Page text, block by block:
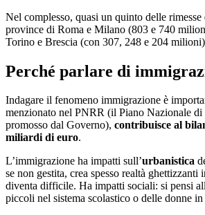
Nel complesso, quasi un quinto delle
province di Roma e Milano (803 e 740
Torino e Brescia (con 307, 248 e 204
Perché parlare di
Indagare il fenomeno immigrazione è
menzionato nel PNRR (il Piano Nazionale di
promosso dal Governo), contribuisce al
miliardi di euro.
L’immigrazione ha impatti sull’urbanistica
se non gestita, crea spesso realtà ghettizzanti
diventa difficile. Ha impatti sociali: si pensi
piccoli nel sistema scolastico o delle donne